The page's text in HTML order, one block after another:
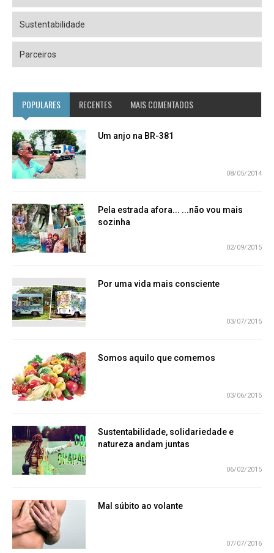
Sustentabilidade
Parceiros
POPULARES RECENTES MAIS COMENTADOS
Um anjo na BR-381
08/05/2014
Pela estrada afora... ...não vou mais
sozinha
02/09/2015
Por uma vida mais consciente
03/07/2015
Somos aquilo que comemos
03/06/2015
Sustentabilidade, solidariedade e
natureza andam juntas
06/02/2015
Mal súbito ao volante
07/07/2016